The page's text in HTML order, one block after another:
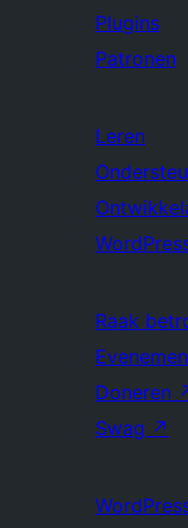
Plugins
Patronen
Leren
Raak
Doneren
Swag ↗